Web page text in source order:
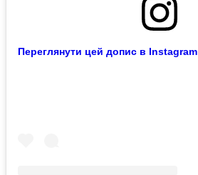
Переглянути цей допис в Instagram